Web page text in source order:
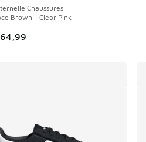
de € 59,99 à € 45,00
Chaussures
Brown - Clear Pink